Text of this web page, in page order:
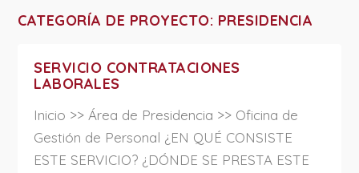
CATEGORÍA DE PROYECTO: PRESIDENCIA
SERVICIO CONTRATACIONES
LABORALES
Inicio >> Área de Presidencia >> Oficina de
Gestión de Personal ¿EN QUÉ CONSISTE
ESTE SERVICIO? ¿DÓNDE SE PRESTA ESTE